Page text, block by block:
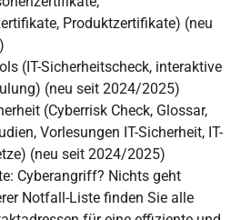
Produktzertifikate) (neu
(IT-Sicherheitscheck, interaktive
(neu seit 2024/2025)
(Cyberrisk Check, Glossar,
Vorlesungen IT-Sicherheit, IT-
(neu seit 2024/2025)
Cyberangriff? Nichts geht
Notfall-Liste finden Sie alle